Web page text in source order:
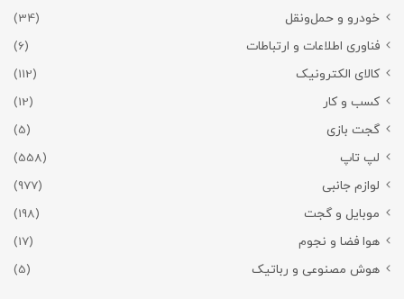
خودرو و حمل‌و‌نقل
(34)
فناوری اطلاعات و ارتباطات
(6)
کالای الکترونیک
(112)
کسب و کار
(12)
گجت بازی
(5)
لپ تاپ
(558)
لوازم جانبی
(977)
موبایل و گجت
(198)
هوا فضا و نجوم
(17)
هوش مصنوعی و رباتیک
(5)